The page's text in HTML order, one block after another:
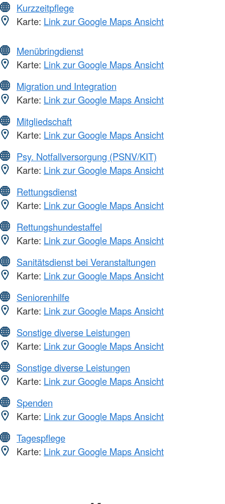
Kurzzeitpflege
Karte: Link zur Google Maps Ansicht
Menübringdienst
Karte: Link zur Google Maps Ansicht
Migration und Integration
Karte: Link zur Google Maps Ansicht
Mitgliedschaft
Karte: Link zur Google Maps Ansicht
Psy. Notfallversorgung (PSNV/KIT)
Karte: Link zur Google Maps Ansicht
Rettungsdienst
Karte: Link zur Google Maps Ansicht
Rettungshundestaffel
Karte: Link zur Google Maps Ansicht
Sanitätsdienst bei Veranstaltungen
Karte: Link zur Google Maps Ansicht
Seniorenhilfe
Karte: Link zur Google Maps Ansicht
Sonstige diverse Leistungen
Karte: Link zur Google Maps Ansicht
Sonstige diverse Leistungen
Karte: Link zur Google Maps Ansicht
Spenden
Karte: Link zur Google Maps Ansicht
Tagespflege
Karte: Link zur Google Maps Ansicht